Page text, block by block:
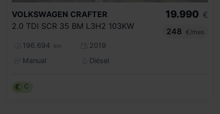
VOLKSWAGEN CRAFTER
2.0 TDI SCR 35 BM L3H2 103KW
196.694 km
2019
Manual
Diésel
19.990 €
248
€/mes
C